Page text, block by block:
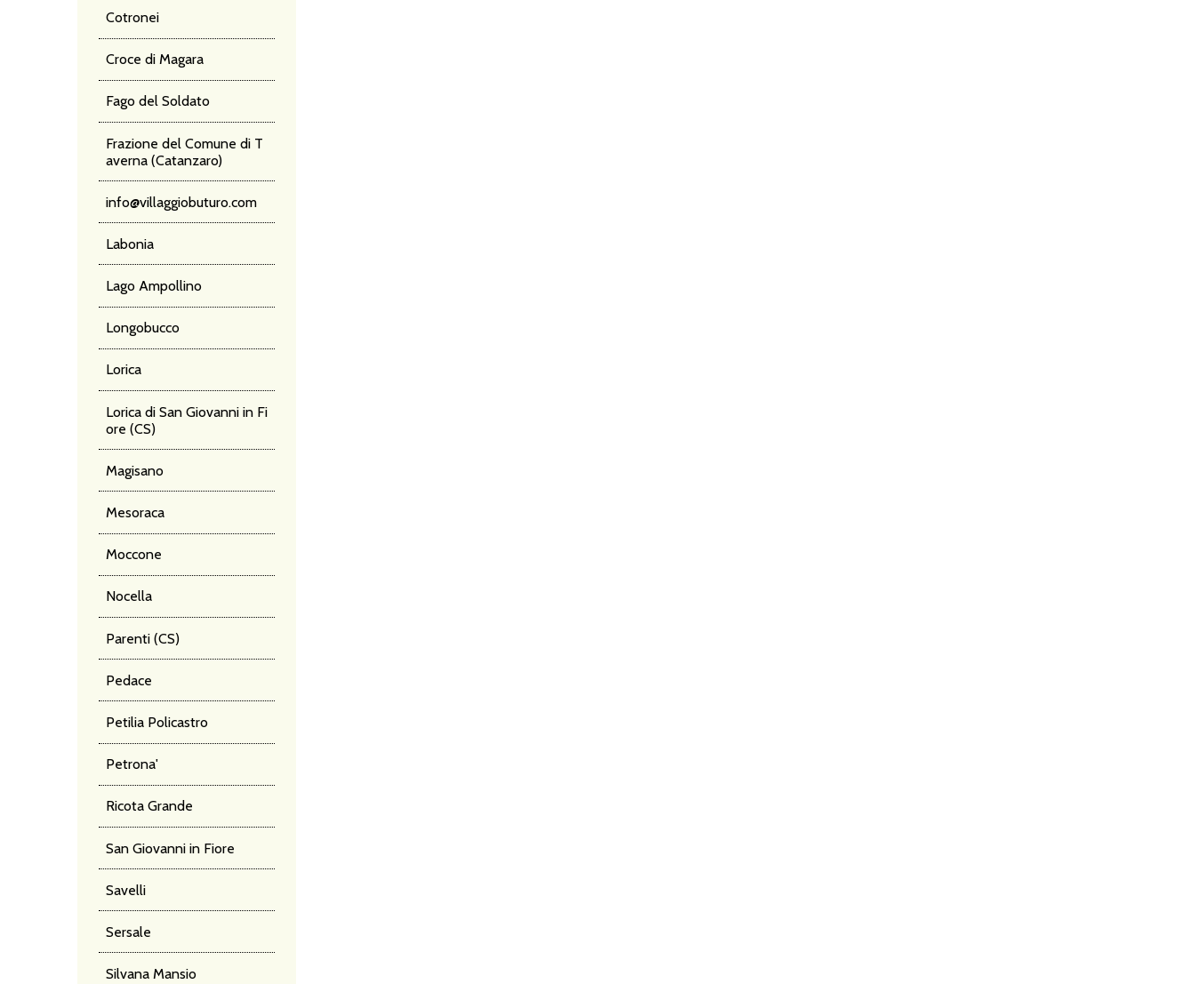
Cotronei
Croce di Magara
Fago del Soldato
Frazione del Comune di T
averna (Catanzaro)
info@villaggiobuturo.com
Labonia
Lago Ampollino
Longobucco
Lorica
Lorica di San Giovanni in Fi
ore (CS)
Magisano
Mesoraca
Moccone
Nocella
Parenti (CS)
Pedace
Petilia Policastro
Petrona'
Ricota Grande
San Giovanni in Fiore
Savelli
Sersale
Silvana Mansio